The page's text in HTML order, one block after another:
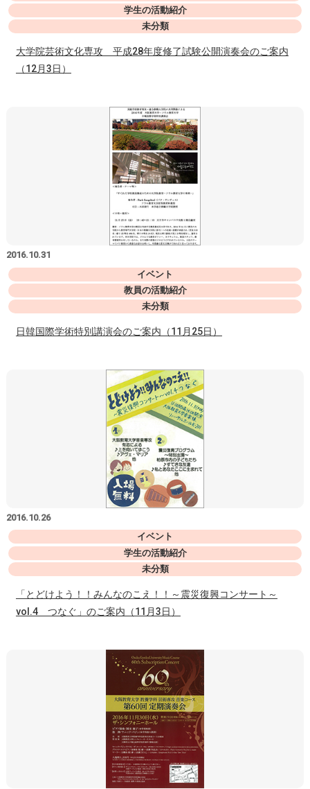
学生の活動紹介
未分類
大学院芸術文化専攻 平成28年度修了試験公開演奏会のご案内
（12月3日）
2016.10.31
イベント
教員の活動紹介
未分類
日韓国際学術特別講演会のご案内（11月25日）
2016.10.26
イベント
学生の活動紹介
未分類
「とどけよう！！みんなのこえ！！～震災復興コンサート～
vol.4 つなぐ」のご案内（11月3日）